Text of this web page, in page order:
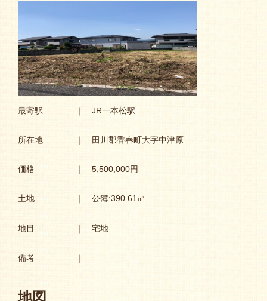
最寄駅 ｜ JR一本松駅
所在地 ｜ 田川郡香春町大字中津原
価格 ｜ 5,500,000円
土地 ｜ 公簿:390.61㎡
地目 ｜ 宅地
備考 ｜
地図